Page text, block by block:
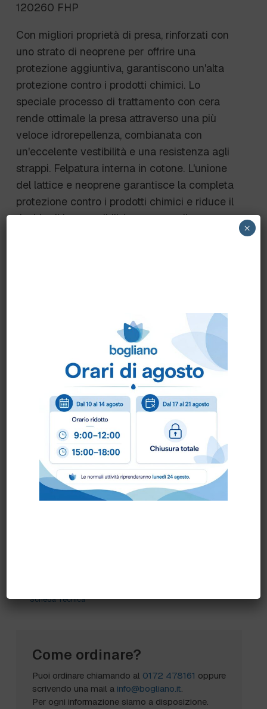
120260 FHP
Con migliori proprietà di presa, rinforzati con
uno strato di neoprene per offrire una
protezione aggiuntiva, garantiscono un'alta
protezione contro i prodotti chimici. Lo
speciale processo di trattamento con cera
rende ottimale la presa attraverso una più
veloce idrorepellenza, combianata con
un'eccelente vestibilità e una resistenza agli
strappi. Felpatura interna in cotone. L'unione
del lattice e neoprene garantisce la completa
protezione contro i prodotti chimici e riduce il
rischio di ipersensibilità attraverso il processo
RIVESTIMENTO NEOPRENE
INTERNO FLOCCATURA IN COTONE
PER PREVENIRE ALLERGIE
LUNGHEZZA 32 CM.
ALTA RESISTENZE AI DETERGENTI
EN374
UTILIZZO ANCHE PER LA
MANIPOLAZIONE CIBI (non adatto alla
manipolazione di grassi alimentari)
CERTIFICATO CONTRO VIRUS BATTERI
Scheda Tecnica
Come ordinare?
Puoi ordinare chiamando al 0172 478161 oppure
scrivendo una mail a info@bogliano.it.
Per ogni informazione siamo a disposizione.
×